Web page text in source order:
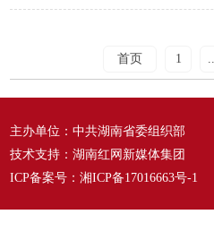
首页 1
主办单位：中共湖南省委组织部
技术支持：湖南红网新媒体集团
ICP备案号： 湘ICP备17016663号-1